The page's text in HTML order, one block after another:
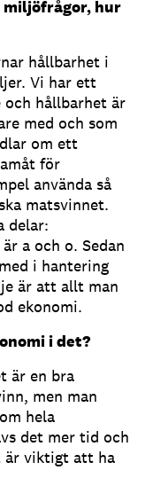
hur
hållbarhet i
Vi har ett
och hållbarhet är
med och som
om ett
för
använda så
matsvinnet.
delar:
a och o. Sedan
i hantering
är att allt man
ekonomi.
i det?
är en bra
men man
hela
det mer tid och
är viktigt att ha